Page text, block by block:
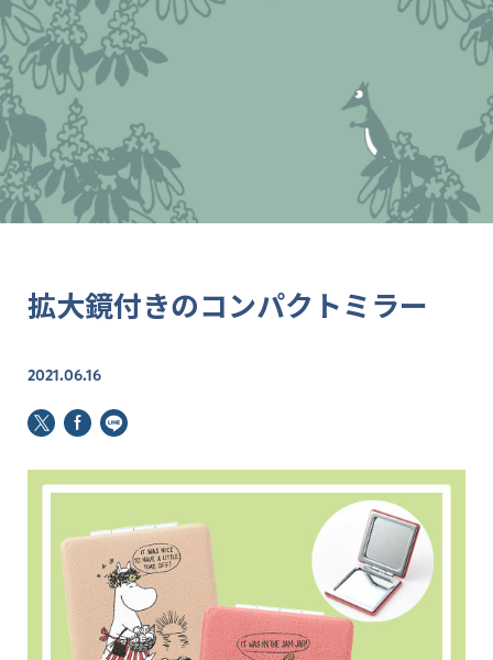
拡大鏡付きのコンパクトミラー
2021.06.16